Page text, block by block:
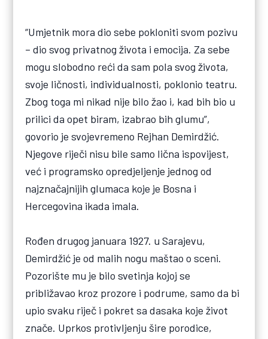
“Umjetnik mora dio sebe pokloniti svom pozivu
– dio svog privatnog života i emocija. Za sebe
mogu slobodno reći da sam pola svog života,
svoje ličnosti, individualnosti, poklonio teatru.
Zbog toga mi nikad nije bilo žao i, kad bih bio u
prilici da opet biram, izabrao bih glumu”,
govorio je svojevremeno Rejhan Demirdžić.
Njegove riječi nisu bile samo lična ispovijest,
već i programsko opredjeljenje jednog od
najznačajnijih glumaca koje je Bosna i
Hercegovina ikada imala.
Rođen drugog januara 1927. u Sarajevu,
Demirdžić je od malih nogu maštao o sceni.
Pozorište mu je bilo svetinja kojoj se
približavao kroz prozore i podrume, samo da bi
upio svaku riječ i pokret sa dasaka koje život
znače. Uprkos protivljenju šire porodice,